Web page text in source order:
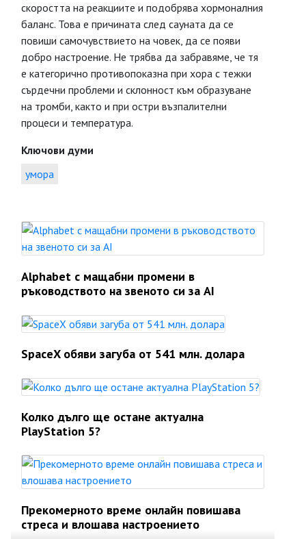
скоростта на реакциите и подобрява хормоналния
баланс. Това е причината след сауната да се
повиши самочувствието на човек, да се появи
добро настроение. Не трябва да забравяме, че тя
е категорично противопоказна при хора с тежки
сърдечни проблеми и склонност към образуване
на тромби, както и при остри възпалителни
процеси и температура.
Ключови думи
умора
Alphabet с мащабни промени в
ръководството на звеното си за AI
SpaceX обяви загуба от 541 млн. долара
Колко дълго ще остане актуална
PlayStation 5?
Прекомерното време онлайн повишава
стреса и влошава настроението